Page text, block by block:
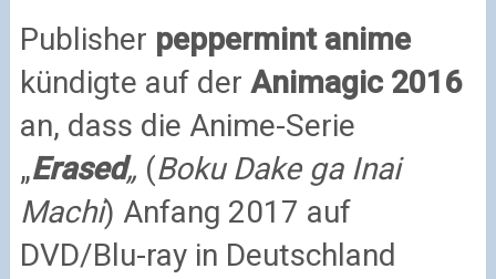
Publisher peppermint anime
kündigte auf der Animagic 2016
an, dass die Anime-Serie
„Erased„ (Boku Dake ga Inai
Machi) Anfang 2017 auf
DVD/Blu-ray in Deutschland